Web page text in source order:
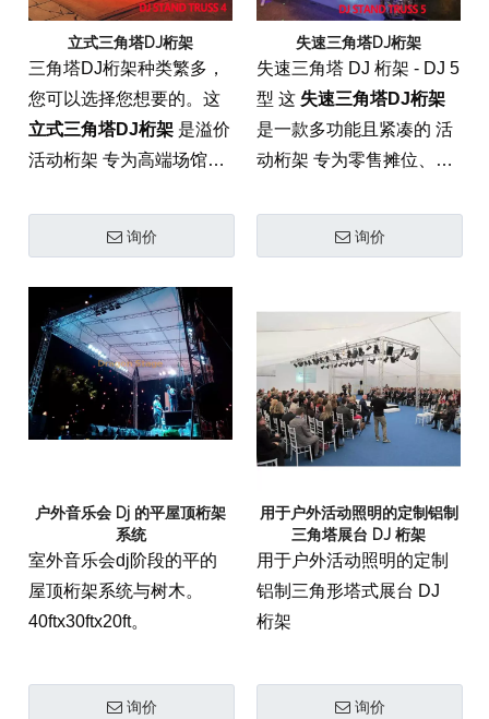
立式三角塔DJ桁架
三角塔DJ桁架种类繁多，
您可以选择您想要的。这
立式三角塔DJ桁架 是溢价
活动桁架 专为高端场馆的
计。该塔采用飞机级铝材
成为任何专业人士的重要
组成部分 音乐会和活动舞
台解决方案.
询价
失速三角塔DJ桁架
失速三角塔 DJ 桁架 - DJ 5
型 这 失速三角塔DJ桁架
是一款多功能且紧凑的 活
动桁架 专为零售摊位、贸
置而设计的解决方案。这
携性和结构性之间实现了
完美平衡 负载能力，确保
任何中小型活动的专业美
感。
询价
户外音乐会 Dj 的平屋顶桁架
系统
室外音乐会dj阶段的平的
屋顶桁架系统与树木。
40ftx30ftx20ft。
询价
用于户外活动照明的定制铝制
三角塔展台 DJ 桁架
用于户外活动照明的定制
铝制三角形塔式展台 DJ
桁架
询价